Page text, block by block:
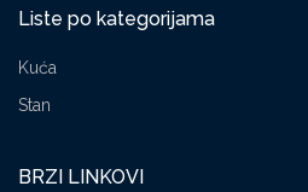
Liste po kategorijama
Kuća
Stan
BRZI LINKOVI